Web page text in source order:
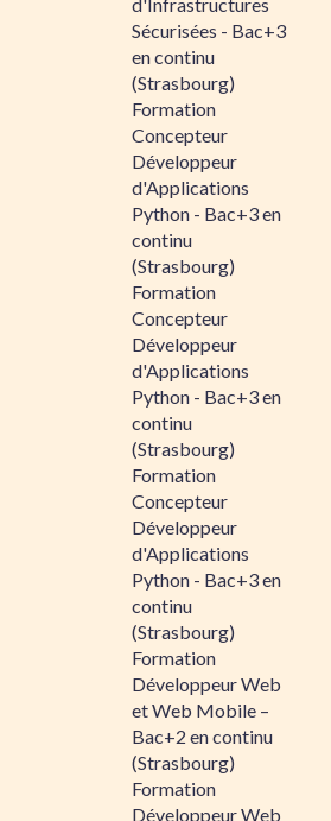
Sécurisées - Bac+3
en continu
(Strasbourg)
Formation
Concepteur
Développeur
d'Applications
Python - Bac+3 en
continu
(Strasbourg)
Formation
Concepteur
Développeur
d'Applications
Python - Bac+3 en
continu
(Strasbourg)
Formation
Concepteur
Développeur
d'Applications
Python - Bac+3 en
continu
(Strasbourg)
Formation
Développeur Web
et Web Mobile –
Bac+2 en continu
(Strasbourg)
Formation
Développeur Web